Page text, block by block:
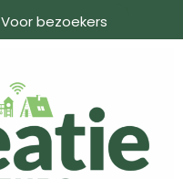
Voor bezoekers